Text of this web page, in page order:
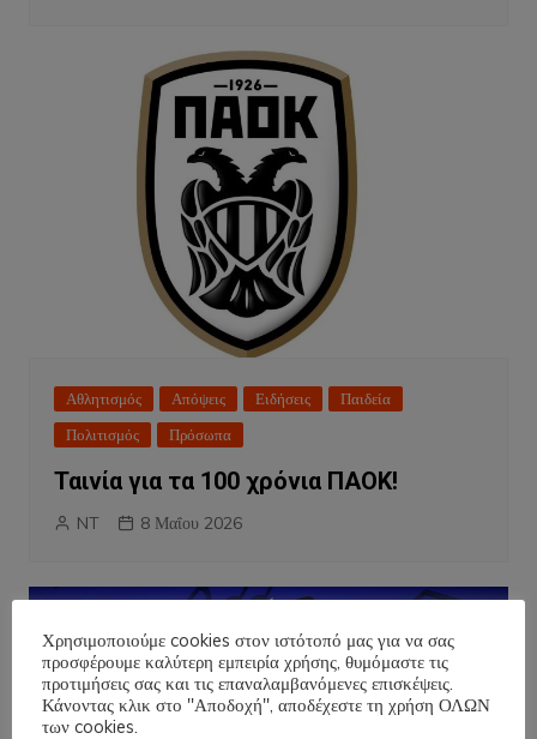
Αθλητισμός Απόψεις Ειδήσεις
Παιδεία
Πολιτισμός
Πρόσωπα
Ταινία για τα 100 χρόνια ΠΑΟΚ!
NT 8 Μαΐου 2026
Χρησιμοποιούμε cookies στον ιστότοπό μας για να σας
προσφέρουμε καλύτερη εμπειρία χρήσης, θυμόμαστε τις
προτιμήσεις σας και τις επαναλαμβανόμενες επισκέψεις.
Κάνοντας κλικ στο "Αποδοχή", αποδέχεστε τη χρήση ΟΛΩΝ
των cookies.